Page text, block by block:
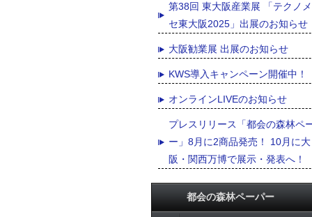
第38回 東大阪産業展 「テクノ
セ東大阪2025」出展のお知らせ
大阪勧業展 出展のお知らせ
KWS導入キャンペーン開催中！
オンラインLIVEのお知らせ
プレスリリース「都会の森林ペ
ー」8月に2商品発売！ 10月に大
阪・関西万博で展示・発表へ！
都会の森林ペーパー